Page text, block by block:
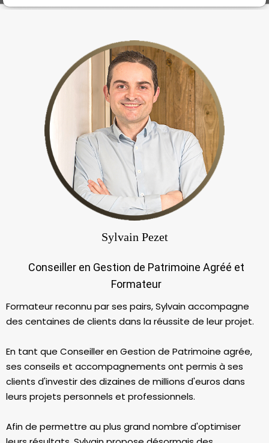
Sylvain Pezet
Conseiller en Gestion de Patrimoine Agréé et
Formateur
Formateur reconnu par ses pairs, Sylvain accompagne
des centaines de clients dans la réussite de leur projet.
En tant que Conseiller en Gestion de Patrimoine agrée,
ses conseils et accompagnements ont permis à ses
clients d'investir des dizaines de millions d'euros dans
leurs projets personnels et professionnels.
Afin de permettre au plus grand nombre d'optimiser